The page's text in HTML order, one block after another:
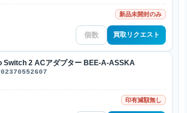
新品未開封のみ
買取リクエスト
Switch 2 ACアダプター BEE-A-ASSKA
印有減額無し